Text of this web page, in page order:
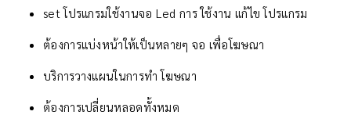
set โปรแกรมใช้งานจอ Led การ ใช้งาน แก้ไข โปรแกรม
ต้องการแบ่งหน้าให้เป็นหลายๆ จอ เพื่อโฆษณา
บริการวางแผนในการทำ โฆษณา
ต้องการเปลี่ยนหลอดทั้งหมด